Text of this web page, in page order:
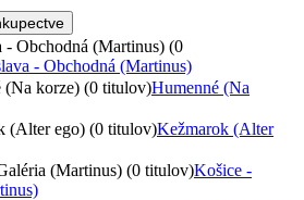
- Obchodná (Martinus) (0
- Obchodná (Martinus)
(Na korze) (0 titulov)Humenné (Na
(Alter ego) (0 titulov)Kežmarok (Alter
(Martinus) (0 titulov)Košice -